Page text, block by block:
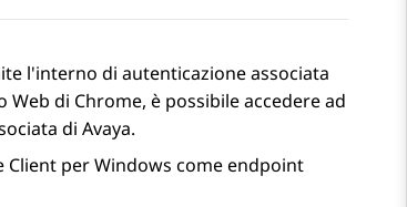
l'interno di autenticazione associata
Web di Chrome, è possibile accedere ad
di Avaya.
Client per Windows come endpoint